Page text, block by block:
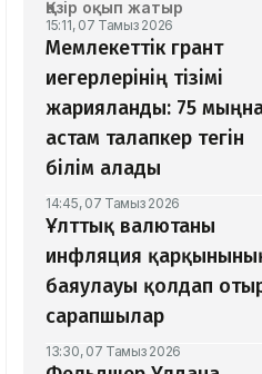
Қазір оқып жатыр
15:11, 07 Тамыз 2026
Мемлекеттік грант
иегерлерінің тізімі
жарияланды: 75
астам талапкер тегін
білім алады
14:45, 07 Тамыз 2026
Ұлттық валютаны
инфляция
баяулауы қолдап
сарапшылар
13:30, 07 Тамыз 2026